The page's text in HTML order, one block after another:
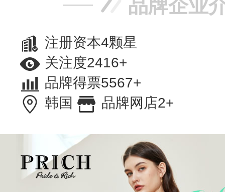
品牌企业
注册资本4颗星
关注度2416+
品牌得票5567+
韩国
品牌网店2+